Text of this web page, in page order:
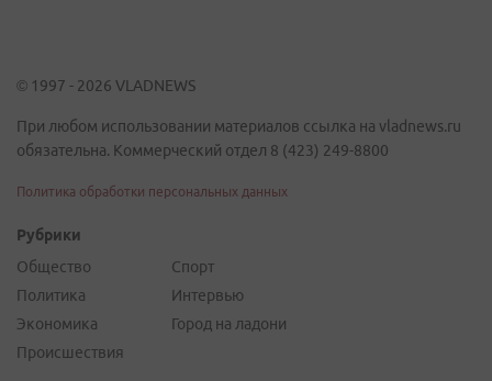
© 1997 - 2026 VLADNEWS
При любом использовании материалов ссылка на vladnews.ru
обязательна. Коммерческий отдел 8 (423) 249-8800
Политика обработки персональных данных
Рубрики
Общество
Политика
Экономика
Происшествия
Спорт
Интервью
Город на ладони